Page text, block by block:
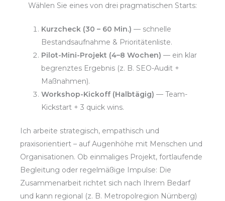
Wählen Sie eines von drei pragmatischen Starts:
Kurzcheck (30 – 60 Min.) — schnelle
Bestandsaufnahme & Prioritätenliste.
Pilot-Mini-Projekt (4–8 Wochen) — ein klar
begrenztes Ergebnis (z. B. SEO-Audit +
Maßnahmen).
Workshop-Kickoff (Halbtägig) — Team-
Kickstart + 3 quick wins.
Ich arbeite strategisch, empathisch und
praxisorientiert – auf Augenhöhe mit Menschen und
Organisationen. Ob einmaliges Projekt, fortlaufende
Begleitung oder regelmäßige Impulse: Die
Zusammenarbeit richtet sich nach Ihrem Bedarf
und kann regional (z. B. Metropolregion Nürnberg)